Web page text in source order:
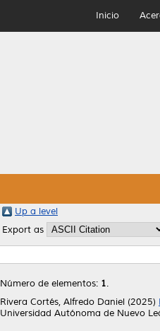
Inicio
Up a level
Export as
Número de elementos: 1.
Rivera Cortés, Alfredo Daniel (2025)
Universidad Autónoma de Nuevo